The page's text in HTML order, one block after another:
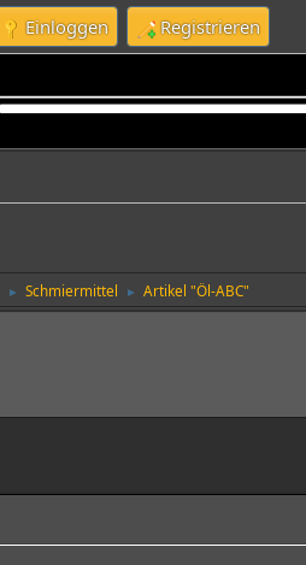
Einloggen Registrieren
► Schmiermittel ► Artikel "Öl-ABC"